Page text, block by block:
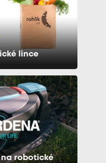
lince
na robotické